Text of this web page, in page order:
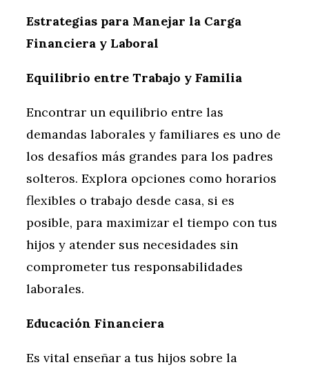
Estrategias para Manejar la Carga
Financiera y Laboral
Equilibrio entre Trabajo y Familia
Encontrar un equilibrio entre las
demandas laborales y familiares es uno de
los desafíos más grandes para los padres
solteros. Explora opciones como horarios
flexibles o trabajo desde casa, si es
posible, para maximizar el tiempo con tus
hijos y atender sus necesidades sin
comprometer tus responsabilidades
laborales.
Educación Financiera
Es vital enseñar a tus hijos sobre la